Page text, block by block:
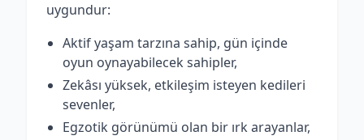
uygundur:
Aktif yaşam tarzına sahip, gün içinde
oyun oynayabilecek sahipler,
Zekâsı yüksek, etkileşim isteyen kedileri
sevenler,
Egzotik görünümü olan bir ırk arayanlar,